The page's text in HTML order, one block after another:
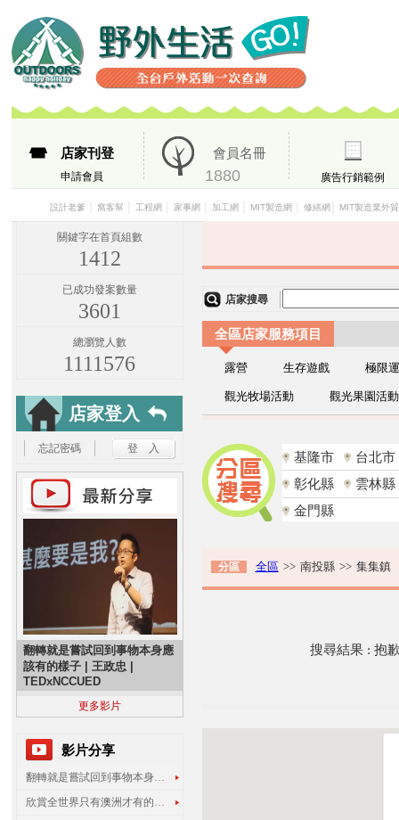
店家刊登
申請會員
會員名冊
1880 廣告行銷範例
設計老爹 窩客幫 工程網 家事網 加工網 MIT製造網 修繕網 MIT製造業外
關鍵字在首頁組數
1412
已成功發案數量
3601
總瀏覽人數
1111576
店家登入
忘記密碼
翻轉就是嘗試回到事物本身應
該有的樣子 | 王政忠 |
TEDxNCCUED
更多影片
影片分享
翻轉就是嘗試回到事物本身應該有的樣子 | 王政忠 | TEDxNCCUED
欣賞全世界只有澳洲才有的孔雀蜘蛛
店家搜尋
全區店家服務項目
露營 生存遊戲 極限
觀光牧場活動 觀光果園活動
基隆市
台北市
彰化縣
雲林縣
金門縣
分區 全區 >> 南投縣 >> 集集鎮
搜尋結果 : 抱